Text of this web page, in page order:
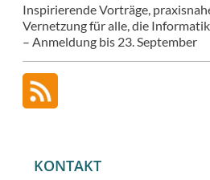
Inspirierende Vorträge,
Vernetzung für alle, die
– Anmeldung bis 23. September
KONTAKT